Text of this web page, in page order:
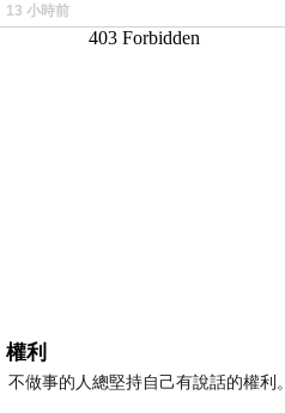
13 小時前
權利
不做事的人總堅持自己有說話的權利。